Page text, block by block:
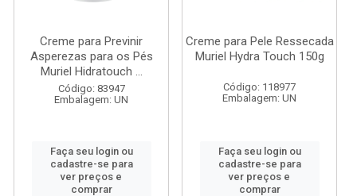
Creme para Previnir
Asperezas para os Pés
Muriel Hidratouch ...
Código: 83947
Embalagem: UN
Faça seu login ou
cadastre-se para
ver preços e
comprar
Creme para Pele Ressecada
Muriel Hydra Touch 150g
Código: 118977
Embalagem: UN
Faça seu login ou
cadastre-se para
ver preços e
comprar